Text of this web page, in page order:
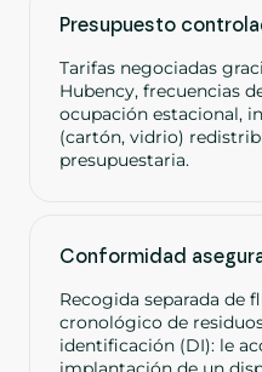
Presupuesto
Tarifas negociadas
Hubency, frecuencias
ocupación estacional,
(cartón, vidrio)
presupuestaria.
Conformidad
Recogida separada de
cronológico de
identificación (DI): le